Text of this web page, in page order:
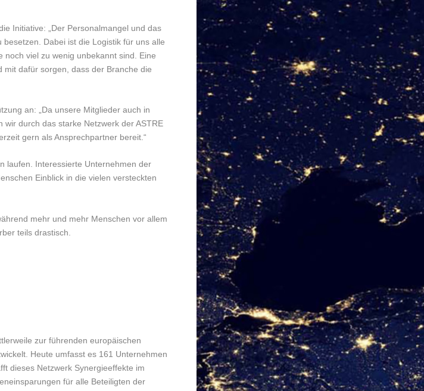
Initiative: „Der Personalmangel und das
Dabei ist die Logistik für uns alle
viel zu wenig unbekannt sind. Eine
mit dafür sorgen, dass der Branche die
an: „Da unsere Mitglieder auch in
durch das starke Netzwerk der ASTRE
gern als Ansprechpartner bereit.“
laufen. Interessierte Unternehmen der
Einblick in die vielen versteckten
mehr und mehr Menschen vor allem
teils drastisch.
zur führenden europäischen
Heute umfasst es 161 Unternehmen
dieses Netzwerk Synergieeffekte im
für alle Beteiligten der